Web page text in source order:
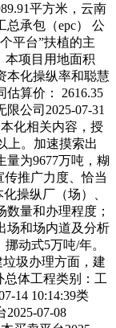
平方米，云南
总承包（epc） 公
平台”扶植的主
本项目用地面积
本化操纵率和聪慧
算价： 2616.35
公司2025-07-31
化相关内容，授
上。加速摸索出
量为9677万吨，糊
传推广力度、恰当
操纵厂（场）、
量和办理程度；
场和场内道及分析
动式5万吨/年。
垃圾办理方面，建
总体工程类别：工
14 10:14:39类
07-08